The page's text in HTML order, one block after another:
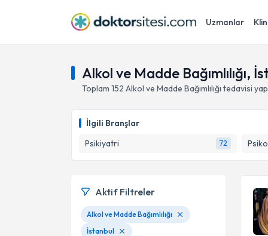
Uzmanlar
Alkol ve Madde Bağımlılığı,
Toplam 152 Alkol ve Madde Bağımlılığı tedavisi
İlgili Branşlar
Psikiyatri
72
Aktif Filtreler
Alkol ve Madde Bağımlılığı
İstanbul